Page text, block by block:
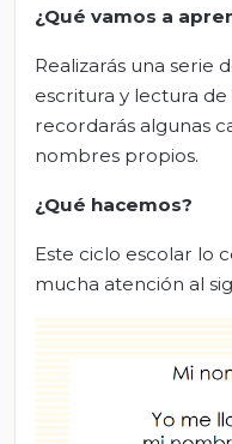
¿Qué vamos a
Realizarás una serie
escritura y lectura
recordarás algunas
nombres propios.
¿Qué hacemos?
Este ciclo escolar lo
mucha atención al